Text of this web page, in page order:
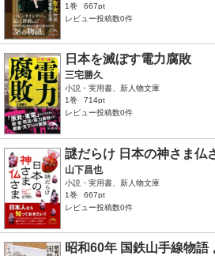
1巻
667pt
レビュー投稿数0件
日本を滅ぼす電力腐敗
三宅勝久
小説・実用書、新人物文庫
1巻
714pt
レビュー投稿数0件
謎だらけ 日本の神さま仏
山下昌也
小説・実用書、新人物文庫
1巻
667pt
レビュー投稿数0件
昭和60年 国鉄山手線物語